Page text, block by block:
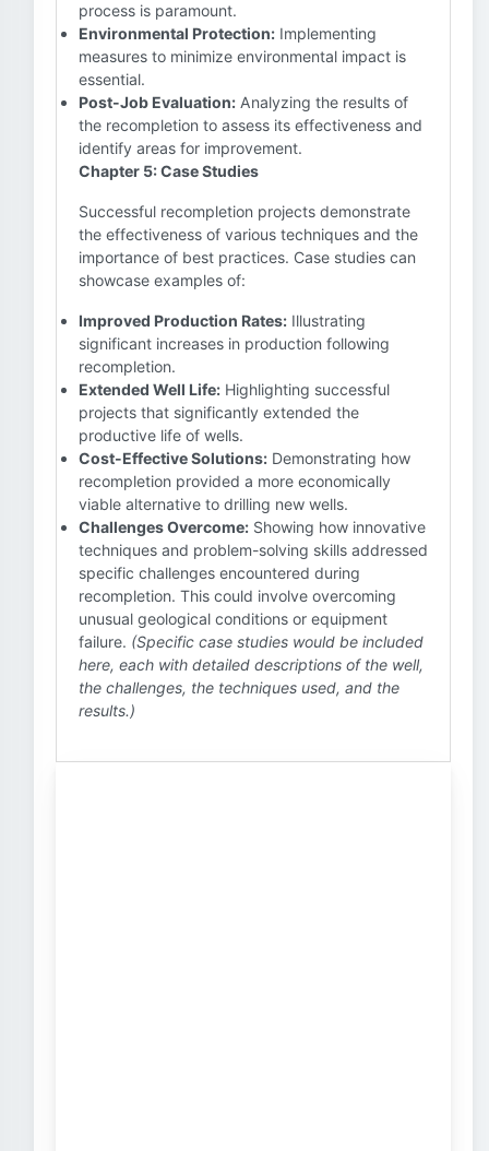
process is paramount.
Environmental Protection: Implementing
measures to minimize environmental impact is
essential.
Post-Job Evaluation: Analyzing the results of
the recompletion to assess its effectiveness and
identify areas for improvement.
Chapter 5: Case Studies
Successful recompletion projects demonstrate
the effectiveness of various techniques and the
importance of best practices. Case studies can
showcase examples of:
Improved Production Rates: Illustrating
significant increases in production following
recompletion.
Extended Well Life: Highlighting successful
projects that significantly extended the
productive life of wells.
Cost-Effective Solutions: Demonstrating how
recompletion provided a more economically
viable alternative to drilling new wells.
Challenges Overcome: Showing how innovative
techniques and problem-solving skills addressed
specific challenges encountered during
recompletion. This could involve overcoming
unusual geological conditions or equipment
failure. (Specific case studies would be included
here, each with detailed descriptions of the well,
the challenges, the techniques used, and the
results.)